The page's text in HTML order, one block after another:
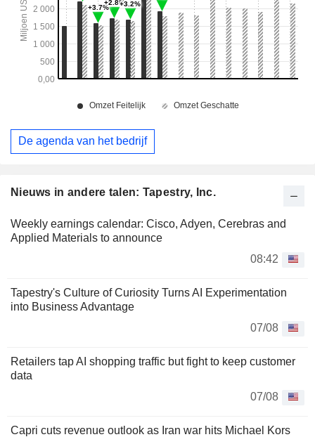
Nieuws in andere talen: Tapestry, Inc.
Weekly earnings calendar: Cisco, Adyen, Cerebras and
Applied Materials to announce
08:42
Tapestry's Culture of Curiosity Turns AI Experimentation
into Business Advantage
07/08
Retailers tap AI shopping traffic but fight to keep customer
data
07/08
Capri cuts revenue outlook as Iran war hits Michael Kors
De agenda van het bedrijf